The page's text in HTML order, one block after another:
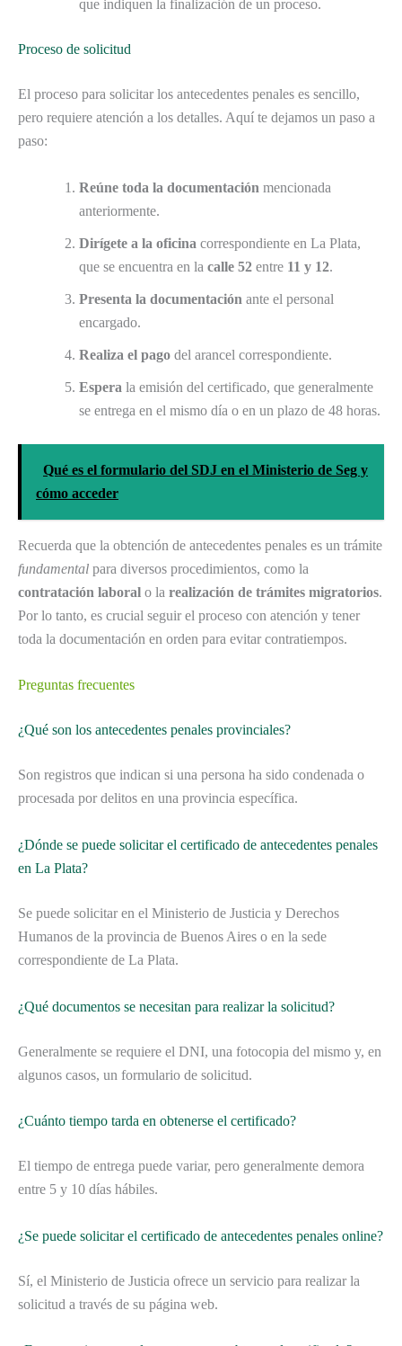
que indiquen la finalización de un proceso.
Proceso de solicitud
El proceso para solicitar los antecedentes penales es sencillo,
pero requiere atención a los detalles. Aquí te dejamos un paso a
paso:
Reúne toda la documentación mencionada
anteriormente.
Dirígete a la oficina correspondiente en La Plata,
que se encuentra en la calle 52 entre 11 y 12.
Presenta la documentación ante el personal
encargado.
Realiza el pago del arancel correspondiente.
Espera la emisión del certificado, que generalmente
se entrega en el mismo día o en un plazo de 48 horas.
Qué es el formulario del SDJ en el Ministerio de Seg y
cómo acceder
Recuerda que la obtención de antecedentes penales es un trámite
fundamental para diversos procedimientos, como la
contratación laboral o la realización de trámites migratorios.
Por lo tanto, es crucial seguir el proceso con atención y tener
toda la documentación en orden para evitar contratiempos.
Preguntas frecuentes
¿Qué son los antecedentes penales provinciales?
Son registros que indican si una persona ha sido condenada o
procesada por delitos en una provincia específica.
¿Dónde se puede solicitar el certificado de antecedentes penales
en La Plata?
Se puede solicitar en el Ministerio de Justicia y Derechos
Humanos de la provincia de Buenos Aires o en la sede
correspondiente de La Plata.
¿Qué documentos se necesitan para realizar la solicitud?
Generalmente se requiere el DNI, una fotocopia del mismo y, en
algunos casos, un formulario de solicitud.
¿Cuánto tiempo tarda en obtenerse el certificado?
El tiempo de entrega puede variar, pero generalmente demora
entre 5 y 10 días hábiles.
¿Se puede solicitar el certificado de antecedentes penales online?
Sí, el Ministerio de Justicia ofrece un servicio para realizar la
solicitud a través de su página web.